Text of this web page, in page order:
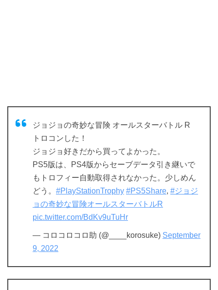
ジョジョの奇妙な冒険 オールスターバトル R
トロコンした！
ジョジョ好きだから買ってよかった。
PS5版は、PS4版からセーブデータ引き継いで
もトロフィー自動取得されなかった。少しめん
どう。 #PlayStationTrophy #PS5Share, #ジョジ
ョの奇妙な冒険オールスターバトルR
pic.twitter.com/BdKv9uTuHr
— コロコロコロ助 (@____korosuke) September
9, 2022